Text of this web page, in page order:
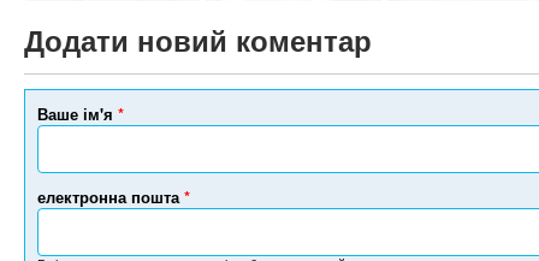
Додати новий коментар
Ваше ім'я *
електронна пошта *